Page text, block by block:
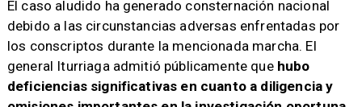
El caso aludido ha generado consternación nacional
debido a las circunstancias adversas enfrentadas por
los conscriptos durante la mencionada marcha. El
general Iturriaga admitió públicamente quehubo
deficiencias significativas en cuanto a diligencia y